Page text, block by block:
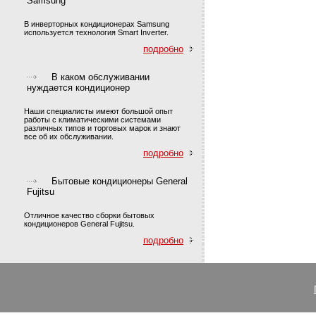
В инверторных кондиционерах Samsung
используется технология Smart Inverter.
подробно
В каком обслуживании
нуждается кондиционер
Наши специалисты имеют большой опыт
работы с климатическими системами
различных типов и торговых марок и знают
все об их обслуживании.
подробно
Бытовые кондиционеры General
Fujitsu
Отличное качество сборки бытовых
кондиционеров General Fujitsu.
подробно